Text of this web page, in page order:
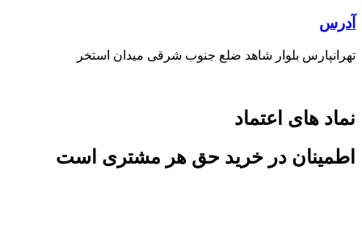
آدرس
تهرانپارس بلوار شاهد ضلع جنوب شرقی میدان استخر
نماد های اعتماد
اطمینان در خرید حق هر مشتری است